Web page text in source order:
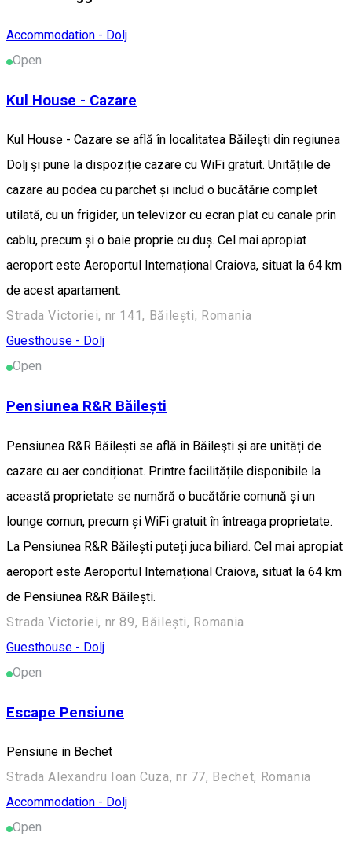
Accommodation - Dolj
Open
Kul House - Cazare
Kul House - Cazare se află în localitatea Băileşti din regiunea
Dolj și pune la dispoziție cazare cu WiFi gratuit. Unitățile de
cazare au podea cu parchet și includ o bucătărie complet
utilată, cu un frigider, un televizor cu ecran plat cu canale prin
cablu, precum și o baie proprie cu duș. Cel mai apropiat
aeroport este Aeroportul Internațional Craiova, situat la 64 km
de acest apartament.
Strada Victoriei, nr 141, Băilești, Romania
Guesthouse - Dolj
Open
Pensiunea R&R Băilești
Pensiunea R&R Băilești se află în Băileşti și are unități de
cazare cu aer condiționat. Printre facilitățile disponibile la
această proprietate se numără o bucătărie comună și un
lounge comun, precum și WiFi gratuit în întreaga proprietate.
La Pensiunea R&R Băilești puteți juca biliard. Cel mai apropiat
aeroport este Aeroportul Internațional Craiova, situat la 64 km
de Pensiunea R&R Băilești.
Strada Victoriei, nr 89, Băilești, Romania
Guesthouse - Dolj
Open
Escape Pensiune
Pensiune in Bechet
Strada Alexandru Ioan Cuza, nr 77, Bechet, Romania
Accommodation - Dolj
Open